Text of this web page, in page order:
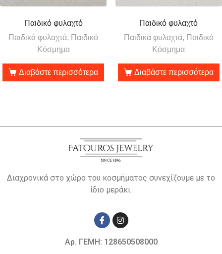
Παιδικό φυλαχτό
Παιδικά φυλαχτά, Παιδικό
Κόσμημα
Διαβάστε περισσότερα
Παιδικό φυλαχτό
Παιδικά φυλαχτά, Παιδικό
Κόσμημα
Διαβάστε περισσότερα
Διαχρονικά στο χώρο του κοσμήματος συνεχίζουμε με το
ίδιο μεράκι.
Αρ. ΓΕΜΗ: 128650508000